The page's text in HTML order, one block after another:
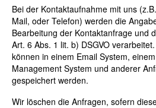
Bei der Kontaktaufnahme mit uns
Mail, oder Telefon) werden die
Bearbeitung der Kontaktanfrage und
Art. 6 Abs. 1 lit. b) DSGVO
können in einem Email System,
Management System und anderer
gespeichert werden.
Wir löschen die Anfragen, sofern